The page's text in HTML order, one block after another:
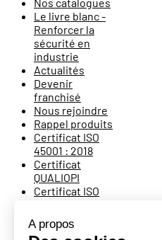
Le livre blanc -
Renforcer la
sécurité en
industrie
Actualités
Devenir
franchisé
Nous rejoindre
Rappel produits
Certificat ISO
45001 : 2018
Certificat
QUALIOPI
Certificat ISO
Escalier Echelle